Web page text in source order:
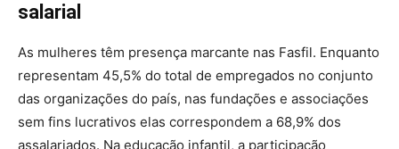
salarial
As mulheres têm presença marcante nas Fasfil. Enquanto
representam 45,5% do total de empregados no conjunto
das organizações do país, nas fundações e associações
sem fins lucrativos elas correspondem a 68,9% dos
assalariados. Na educação infantil, a participação